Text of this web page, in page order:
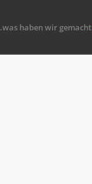
.was haben wir gemacht